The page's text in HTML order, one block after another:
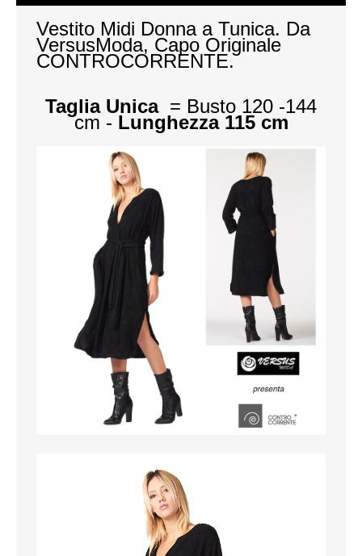
ABBIGLIAMENTO SPORTIVO
CAFTANI
CAMICIE
COSTUMI E COPRICOSTUMI
PANTALONI
TAGLIE FORTI
TUTE PANTALONI
Vestito Midi Donna a Tunica. Da
VersusModa, Capo Originale
CONTROCORRENTE.
Taglia Unica = Busto 120 -144
cm - Lunghezza 115 cm